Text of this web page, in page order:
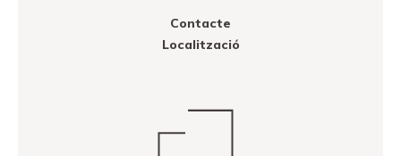
Contacte
Localització